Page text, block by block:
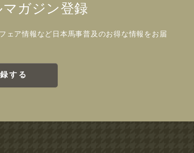
マガジン登録
ェア情報など日本馬事普及のお得な情報をお届
する